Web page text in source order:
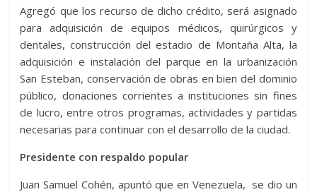
Agregó que los recurso de dicho crédito, será asignado
para adquisición de equipos médicos, quirúrgicos y
dentales, construcción del estadio de Montaña Alta, la
adquisición e instalación del parque en la urbanización
San Esteban, conservación de obras en bien del dominio
público, donaciones corrientes a instituciones sin fines
de lucro, entre otros programas, actividades y partidas
necesarias para continuar con el desarrollo de la ciudad.
Presidente con respaldo popular
Juan Samuel Cohén, apuntó que en Venezuela, se dio un